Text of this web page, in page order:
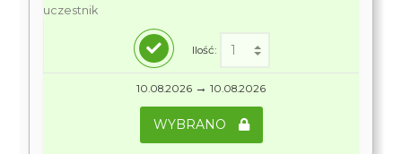
uczestnik
Ilość:
10.08.2026 → 10.08.2026
WYBRANO